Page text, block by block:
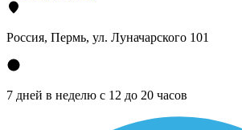
Россия, Пермь, ул. Луначарского 101
7 дней в неделю с 12 до 20 часов